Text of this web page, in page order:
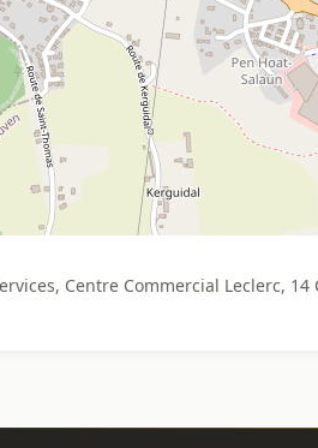
Centre Commercial Leclerc,